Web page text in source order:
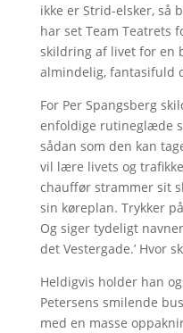
ikke er Strid-elsker, så
har set Team Teatrets
skildring af livet for en
almindelig, fantasifuld
For Per Spangsberg
enfoldige rutineglæde
sådan som den kan
vil lære livets og
chauffør strammer sit
sin køreplan. Trykker
Og siger tydeligt
det Vestergade.’ Hvor
Heldigvis holder han
Petersens smilende
med en masse